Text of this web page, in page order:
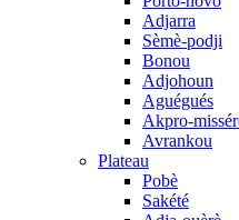
Adjarra
Sèmè-podji
Bonou
Adjohoun
Aguégués
Akpro-
Avrankou
Plateau
Pobè
Sakété